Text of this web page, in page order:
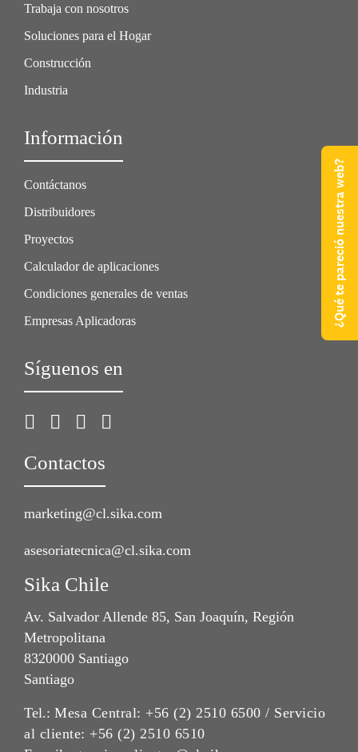
Trabaja con nosotros
Soluciones para el Hogar
Construcción
Industria
Información
Contáctanos
Distribuidores
Proyectos
Calculador de aplicaciones
Condiciones generales de ventas
Empresas Aplicadoras
Síguenos en
Contactos
marketing@cl.sika.com
asesoriatecnica@cl.sika.com
Sika Chile
Av. Salvador Allende 85, San Joaquín, Región
Metropolitana
8320000 Santiago
Santiago
Tel.: Mesa Central: +56 (2) 2510 6500 / Servicio
al cliente: +56 (2) 2510 6510
¿Qué te pareció nuestra web?